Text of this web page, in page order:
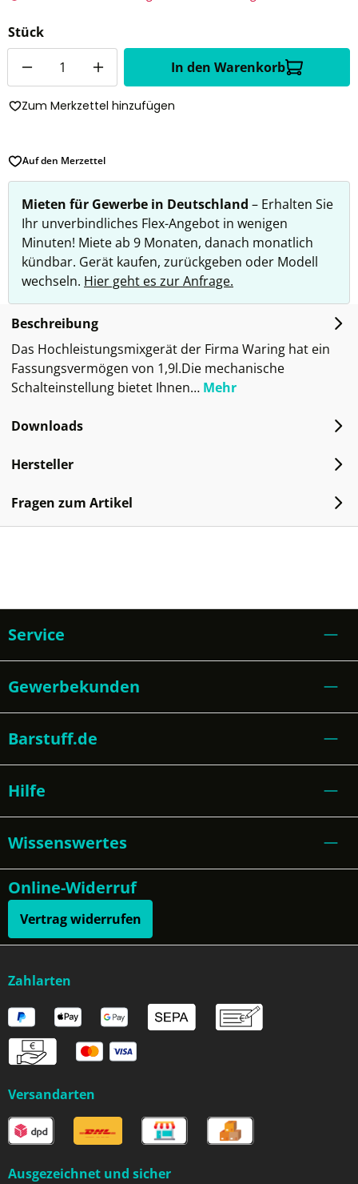
Stück
In den Warenkorb
Zum Merkzettel hinzufügen
Auf den Merzettel
Mieten für Gewerbe in Deutschland – Erhalten Sie
Ihr unverbindliches Flex-Angebot in wenigen
Minuten! Miete ab 9 Monaten, danach monatlich
kündbar. Gerät kaufen, zurückgeben oder Modell
wechseln. Hier geht es zur Anfrage.
Beschreibung
Das Hochleistungsmixgerät der Firma Waring hat ein
Fassungsvermögen von 1,9l.Die mechanische
Schalteinstellung bietet Ihnen… Mehr
Downloads
Hersteller
Fragen zum Artikel
Service
Gewerbekunden
Barstuff.de
Hilfe
Wissenswertes
Online-Widerruf
Vertrag widerrufen
Zahlarten
Versandarten
Ausgezeichnet und sicher